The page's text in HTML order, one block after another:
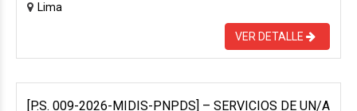
Lima
VER DETALLE
[P.S. 009-2026-MIDIS-PNPDS] – SERVICIOS DE UN/A